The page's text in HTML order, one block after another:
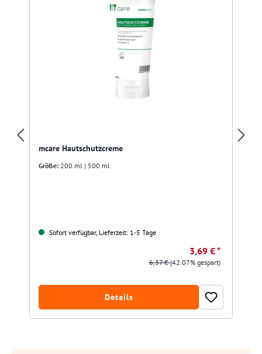
mcare Hautschutzcreme
Größe: 200 ml | 500 ml
Sofort verfügbar, Lieferzeit: 1-5 Tage
3,69 € *
6,37 €(42.07% gespart)
Details